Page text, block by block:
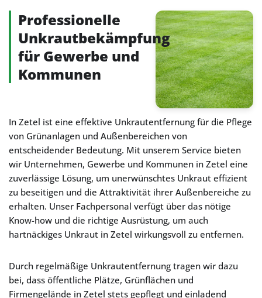
Professionelle
Unkrautbekämpfung
für Gewerbe und
Kommunen
In Zetel ist eine effektive Unkrautentfernung für die Pflege
von Grünanlagen und Außenbereichen von
entscheidender Bedeutung. Mit unserem Service bieten
wir Unternehmen, Gewerbe und Kommunen in Zetel eine
zuverlässige Lösung, um unerwünschtes Unkraut effizient
zu beseitigen und die Attraktivität ihrer Außenbereiche zu
erhalten. Unser Fachpersonal verfügt über das nötige
Know-how und die richtige Ausrüstung, um auch
hartnäckiges Unkraut in Zetel wirkungsvoll zu entfernen.
Durch regelmäßige Unkrautentfernung tragen wir dazu
bei, dass öffentliche Plätze, Grünflächen und
Firmengelände in Zetel stets gepflegt und einladend